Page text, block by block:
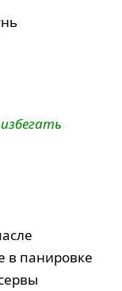
в панировке